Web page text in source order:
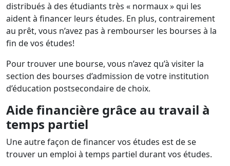
distribués à des étudiants très « normaux » qui les
aident à financer leurs études. En plus, contrairement
au prêt, vous n’avez pas à rembourser les bourses à la
fin de vos études!
Pour trouver une bourse, vous n’avez qu’à visiter la
section des bourses d’admission de votre institution
d’éducation postsecondaire de choix.
Aide financière grâce au travail à
temps partiel
Une autre façon de financer vos études est de se
trouver un emploi à temps partiel durant vos études.